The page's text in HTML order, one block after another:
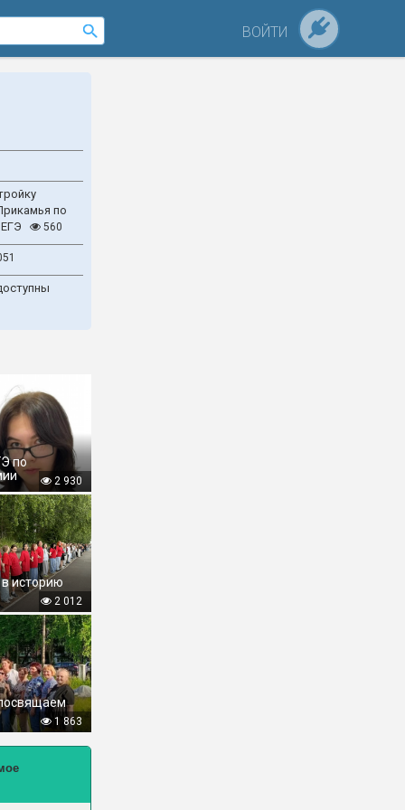
ВОЙТИ
по
560
по
2 930
историю
2 012
1 863